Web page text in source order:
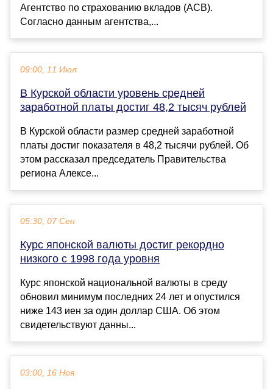
Агентство по страхованию вкладов (АСВ).
Согласно данным агентства,...
09:00, 11 Июл
В Курской области уровень средней
заработной платы достиг 48,2 тысяч рублей
В Курской области размер средней заработной
платы достиг показателя в 48,2 тысячи рублей. Об
этом рассказал председатель Правительства
региона Алексе...
05:30, 07 Сен
Курс японской валюты достиг рекордно
низкого с 1998 года уровня
Курс японской национальной валюты в среду
обновил минимум последних 24 лет и опустился
ниже 143 иен за один доллар США. Об этом
свидетельствуют данны...
03:00, 16 Ноя